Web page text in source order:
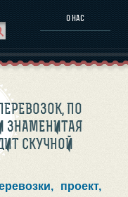
О НАС
ПО
ЗНАМЕНИТАЯ
СКУЧНОЙ
проект,